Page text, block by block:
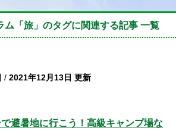
ム「旅」のタグに関連する記事 一覧
/ 2021年12月13日 更新
避暑地に行こう！高級キャンプ場な